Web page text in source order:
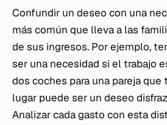
Confundir un deseo con una
más común que lleva a las
de sus ingresos. Por ejemplo,
ser una necesidad si el trabajo
dos coches para una pareja que
lugar puede ser un deseo
Analizar cada gasto con esta